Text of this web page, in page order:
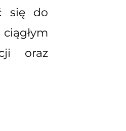
się do
oraz